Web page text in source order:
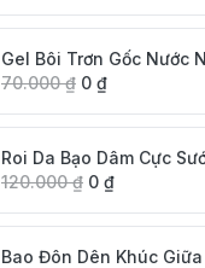
Gel Bôi Trơn Gốc Nước
70.000₫ 0 ₫
Roi Da Bạo Dâm Cực
120.000₫ 0 ₫
Bao Đôn Dên Khúc